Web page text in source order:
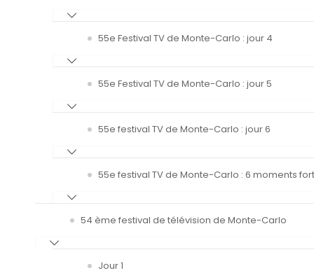
55e Festival TV de Monte-Carlo : jour 4
55e Festival TV de Monte-Carlo : jour 5
55e festival TV de Monte-Carlo : jour 6
55e festival TV de Monte-Carlo : 6 moments
54 ème festival de télévision de Monte-Carlo
Jour 1